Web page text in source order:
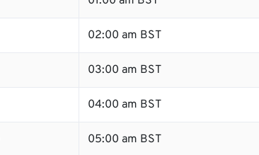
02:00 am BST
03:00 am BST
04:00 am BST
05:00 am BST